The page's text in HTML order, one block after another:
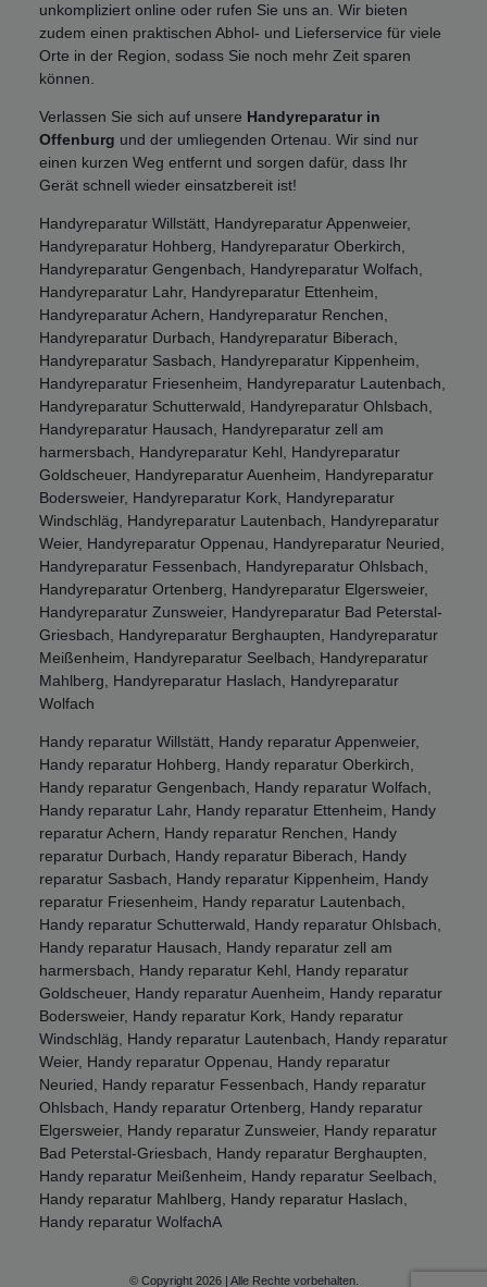
unkompliziert online oder rufen Sie uns an. Wir bieten
zudem einen praktischen Abhol- und Lieferservice für viele
Orte in der Region, sodass Sie noch mehr Zeit sparen
können.
Verlassen Sie sich auf unsere Handyreparatur in
Offenburg und der umliegenden Ortenau. Wir sind nur
einen kurzen Weg entfernt und sorgen dafür, dass Ihr
Gerät schnell wieder einsatzbereit ist!
Handyreparatur Willstätt, Handyreparatur Appenweier,
Handyreparatur Hohberg, Handyreparatur Oberkirch,
Handyreparatur Gengenbach, Handyreparatur Wolfach,
Handyreparatur Lahr, Handyreparatur Ettenheim,
Handyreparatur Achern, Handyreparatur Renchen,
Handyreparatur Durbach, Handyreparatur Biberach,
Handyreparatur Sasbach, Handyreparatur Kippenheim,
Handyreparatur Friesenheim, Handyreparatur Lautenbach,
Handyreparatur Schutterwald, Handyreparatur Ohlsbach,
Handyreparatur Hausach, Handyreparatur zell am
harmersbach, Handyreparatur Kehl, Handyreparatur
Goldscheuer, Handyreparatur Auenheim, Handyreparatur
Bodersweier, Handyreparatur Kork, Handyreparatur
Windschläg, Handyreparatur Lautenbach, Handyreparatur
Weier, Handyreparatur Oppenau, Handyreparatur Neuried,
Handyreparatur Fessenbach, Handyreparatur Ohlsbach,
Handyreparatur Ortenberg, Handyreparatur Elgersweier,
Handyreparatur Zunsweier, Handyreparatur Bad Peterstal-
Griesbach, Handyreparatur Berghaupten, Handyreparatur
Meißenheim, Handyreparatur Seelbach, Handyreparatur
Mahlberg, Handyreparatur Haslach, Handyreparatur
Wolfach
Handy reparatur Willstätt, Handy reparatur Appenweier,
Handy reparatur Hohberg, Handy reparatur Oberkirch,
Handy reparatur Gengenbach, Handy reparatur Wolfach,
Handy reparatur Lahr, Handy reparatur Ettenheim, Handy
reparatur Achern, Handy reparatur Renchen, Handy
reparatur Durbach, Handy reparatur Biberach, Handy
reparatur Sasbach, Handy reparatur Kippenheim, Handy
reparatur Friesenheim, Handy reparatur Lautenbach,
Handy reparatur Schutterwald, Handy reparatur Ohlsbach,
Handy reparatur Hausach, Handy reparatur zell am
harmersbach, Handy reparatur Kehl, Handy reparatur
Goldscheuer, Handy reparatur Auenheim, Handy reparatur
Bodersweier, Handy reparatur Kork, Handy reparatur
Windschläg, Handy reparatur Lautenbach, Handy reparatur
Weier, Handy reparatur Oppenau, Handy reparatur
Neuried, Handy reparatur Fessenbach, Handy reparatur
Ohlsbach, Handy reparatur Ortenberg, Handy reparatur
Elgersweier, Handy reparatur Zunsweier, Handy reparatur
Bad Peterstal-Griesbach, Handy reparatur Berghaupten,
Handy reparatur Meißenheim, Handy reparatur Seelbach,
Handy reparatur Mahlberg, Handy reparatur Haslach,
Handy reparatur WolfachA
© Copyright 2026 | Alle Rechte vorbehalten.